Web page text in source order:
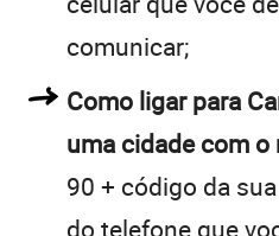
comunicar;
Como ligar para
uma cidade com o
90 + código da
do telefone que